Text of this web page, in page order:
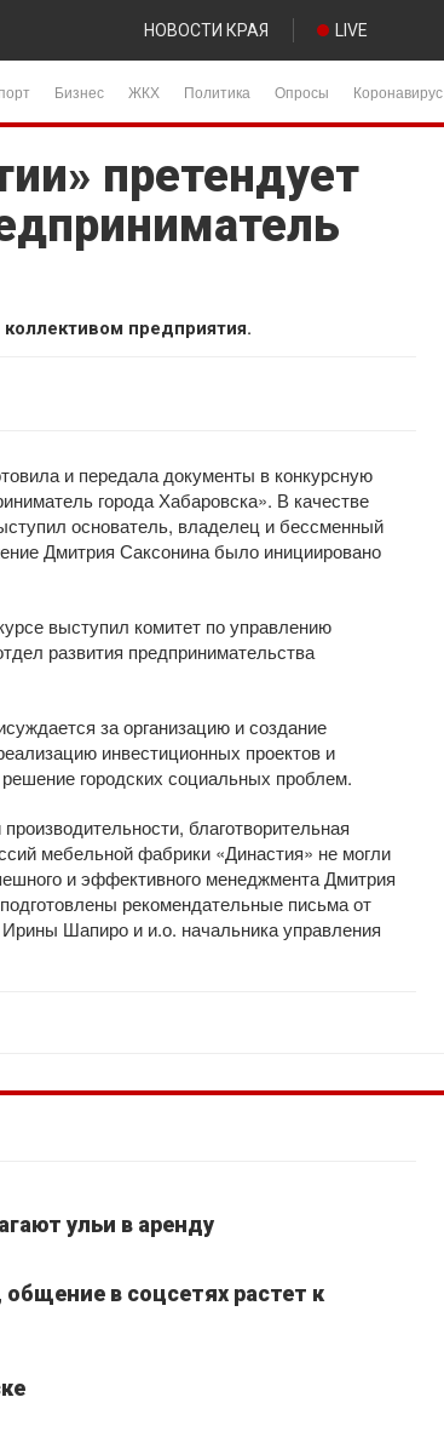
НОВОСТИ КРАЯ LIVE
Бизнес ЖКХ Политика Опросы Коронавирус
претендует
предприятия.
и передала документы в конкурсную
города Хабаровска». В качестве
основатель, владелец и бессменный
Дмитрия Саксонина было инициировано
выступил комитет по управлению
развития предпринимательства
за организацию и создание
инвестиционных проектов и
городских социальных проблем.
благотворительная
мебельной фабрики «Династия» не могли
и эффективного менеджмента Дмитрия
рекомендательные письма от
Шапиро и и.о. начальника управления
ульи в аренду
в соцсетях растет к